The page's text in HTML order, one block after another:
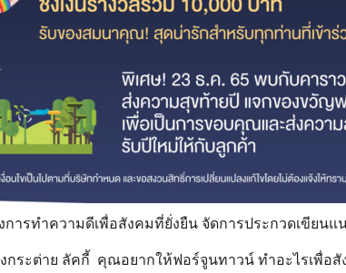
ารทำความดีเพื่อสังคมที่ยั่งยืน จัดการประกวดเขียนแ
ระต่าย ลัคกี้ คุณอยากให้ฟอร์จูนทาวน์ ทำอะไรเพื่อสั